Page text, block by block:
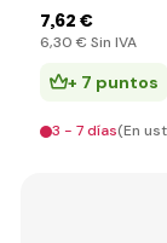
7,62 €
6,30 € Sin IVA
+ 7 puntos
3 - 7 días(En